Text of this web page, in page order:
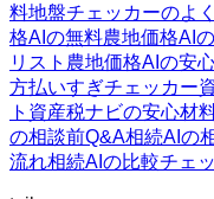
料地盤チェッカーのよ
格AIの無料農地価格AI
リスト 農地価格AIの安
方払いすぎチェッカー
ト 資産税ナビの安心材
の相談前Q&A相続AIの
流れ相続AIの比較チェ